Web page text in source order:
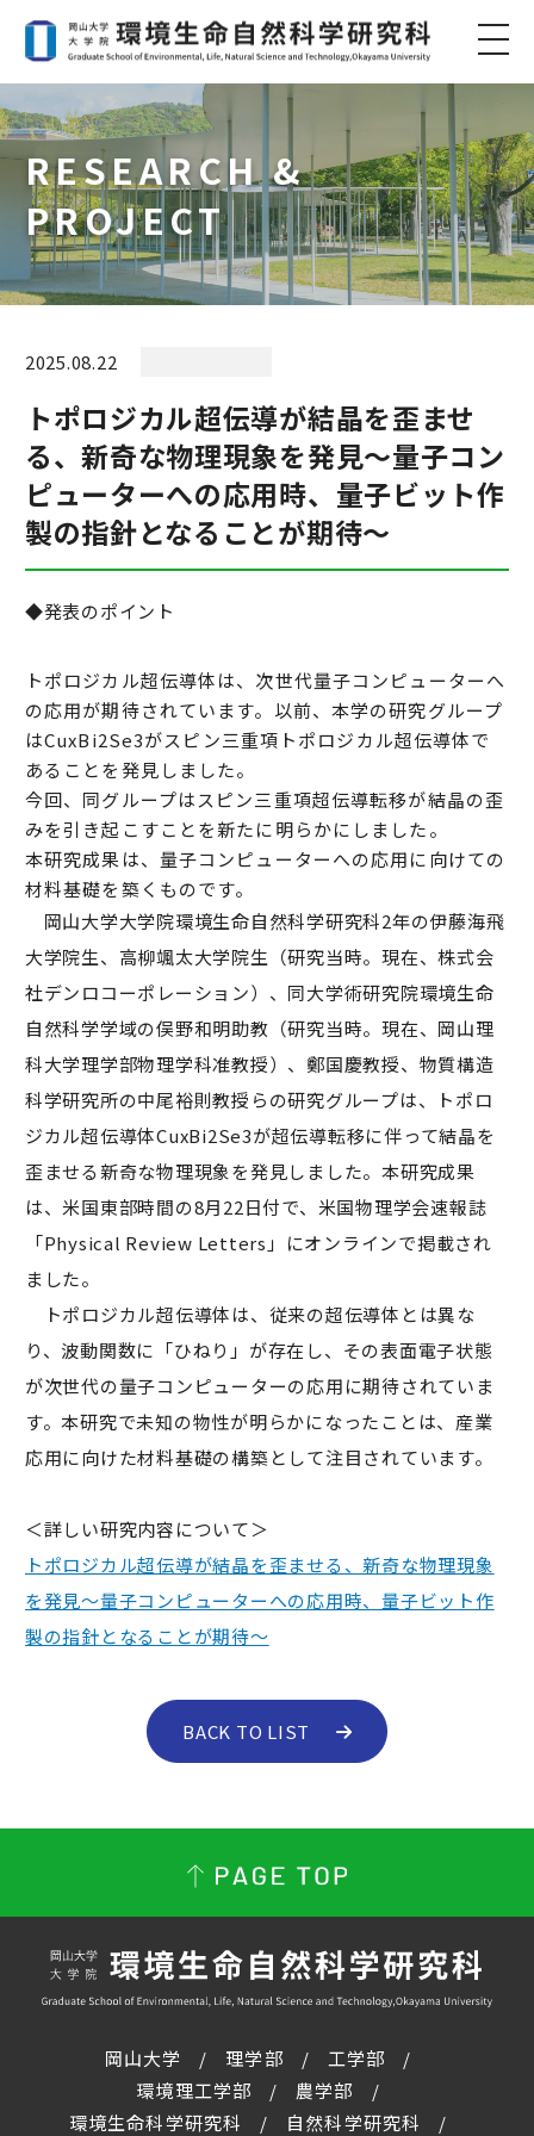
RESEARCH &
PROJECT
2025.08.22
トポロジカル超伝導が結晶を歪ませ
る、新奇な物理現象を発見～量子コン
ピューターへの応用時、量子ビット作
製の指針となることが期待～
◆発表のポイント
トポロジカル超伝導体は、次世代量子コンピューターへ
の応用が期待されています。以前、本学の研究グループ
はCuxBi2Se3がスピン三重項トポロジカル超伝導体で
あることを発見しました。
今回、同グループはスピン三重項超伝導転移が結晶の歪
みを引き起こすことを新たに明らかにしました。
本研究成果は、量子コンピューターへの応用に向けての
材料基礎を築くものです。
岡山大学大学院環境生命自然科学研究科2年の伊藤海飛
大学院生、高柳颯太大学院生（研究当時。現在、株式会
社デンロコーポレーション）、同大学術研究院環境生命
自然科学学域の俣野和明助教（研究当時。現在、岡山理
科大学理学部物理学科准教授）、鄭国慶教授、物質構造
科学研究所の中尾裕則教授らの研究グループは、トポロ
ジカル超伝導体CuxBi2Se3が超伝導転移に伴って結晶を
歪ませる新奇な物理現象を発見しました。本研究成果
は、米国東部時間の8月22日付で、米国物理学会速報誌
「Physical Review Letters」にオンラインで掲載され
ました。
トポロジカル超伝導体は、従来の超伝導体とは異な
り、波動関数に「ひねり」が存在し、その表面電子状態
が次世代の量子コンピューターの応用に期待されていま
す。本研究で未知の物性が明らかになったことは、産業
応用に向けた材料基礎の構築として注目されています。
＜詳しい研究内容について＞
トポロジカル超伝導が結晶を歪ませる、新奇な物理現象
を発見～量子コンピューターへの応用時、量子ビット作
製の指針となることが期待～
BACK TO LIST
岡山大学 理学部
工学部
環境理工学部
農学部
環境生命科学研究科
自然科学研究科